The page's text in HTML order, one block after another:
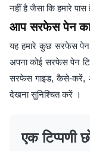
नहीं है जैसा कि हमारे पास
आप सरफेस पेन
यह हमारे कुछ सरफेस
अपना कोई सरफेस पेन
सरफेस गाइड, कैसे-करें,
देखना सुनिश्चित करें ।
एक टिप्पणी